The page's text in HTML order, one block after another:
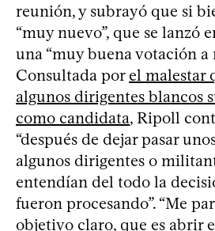
reunión, y subrayó que si
“muy nuevo”, que se lanzó
una “muy buena votación a
Consultada porel malestar
algunos dirigentes blancos
como candidata, Ripoll
“después de dejar pasar
algunos dirigentes o
entendían del todo la
fueron procesando”. “Me
objetivo claro, que es abrir